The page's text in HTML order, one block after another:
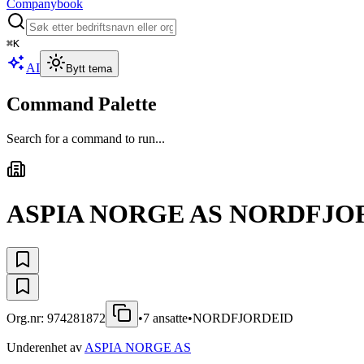
Companybook
⌘K
AI Bytt tema
Command Palette
Search for a command to run...
ASPIA NORGE AS
Org.nr: 974281872 •7 ansatte•NORDFJORDEID
Underenhet av ASPIA NORGE AS